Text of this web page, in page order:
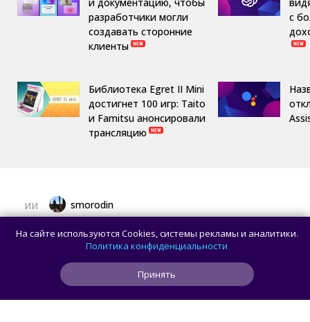
разработчики могли
создавать сторонние
клиенты
Библиотека Egret II Mini
достигнет 100 игр: Taito
и Famitsu анонсировали
трансляцию
с
ИИ smorodin
OpenAI приостановила работу над ИИ-
моделью Astra: всё из-за превышения
порога кибербезопасности
На сайте используются Cookies, системы рекламы и аналитики.
Политика конфиденциальности
Принять